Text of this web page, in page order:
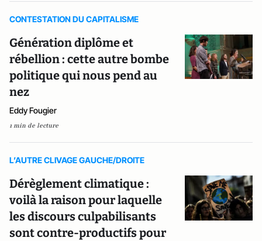
CONTESTATION DU CAPITALISME
Génération diplôme et
rébellion : cette autre bombe
politique qui nous pend au
nez
Eddy Fougier
1 min de lecture
L’AUTRE CLIVAGE GAUCHE/DROITE
Dérèglement climatique :
voilà la raison pour laquelle
les discours culpabilisants
sont contre-productifs pour